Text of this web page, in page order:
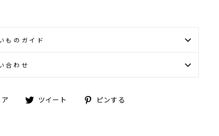
ものガイド
合わせ
Facebook
ツイート
Twitterピンする